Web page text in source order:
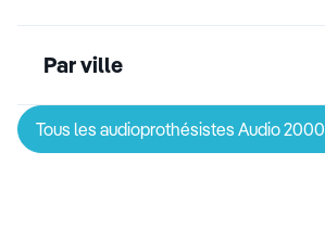
Par ville
Tous les audioprothésistes Audio 2000